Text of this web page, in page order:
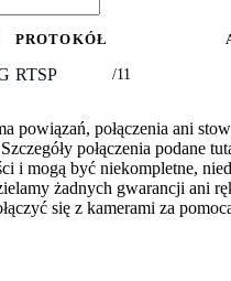
PROTOKÓŁ
RTSP /11
powiązań, połączenia ani
połączenia podane
i mogą być niekompletne,
żadnych gwarancji ani
się z kamerami za